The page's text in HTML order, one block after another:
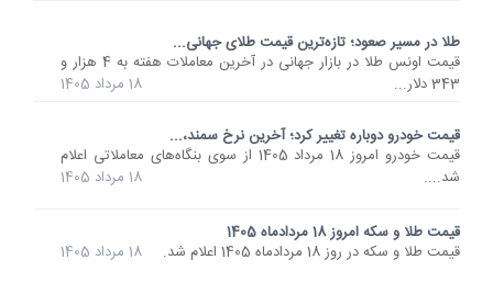
طلا در مسیر صعود؛ تازه‌ترین قیمت طلای جهانی...
قیمت اونس طلا در بازار جهانی در آخرین معاملات هفته به 4 هزار و
343 دلار...
18 مرداد 1405
قیمت خودرو دوباره تغییر کرد؛ آخرین نرخ سمند،...
قیمت خودرو امروز 18 مرداد 1405 از سوی بنگاه‌های معاملاتی اعلام
شد....
18 مرداد 1405
قیمت طلا و سکه امروز 18 مردادماه 1405
قیمت طلا و سکه در روز 18 مردادماه 1405 اعلام شد.
18 مرداد 1405